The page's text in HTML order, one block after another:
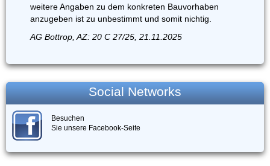
weitere Angaben zu dem konkreten Bauvorhaben
anzugeben ist zu unbestimmt und somit nichtig.
AG Bottrop, AZ: 20 C 27/25, 21.11.2025
Social Networks
Besuchen
Sie unsere Facebook-Seite